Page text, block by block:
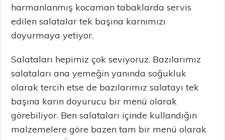
harmanlanmış kocaman tabaklarda servis
edilen salatalar tek başına karnımızı
doyurmaya yetiyor.
Salataları hepimiz çok seviyoruz. Bazılarımız
salataları ana yemeğin yanında soğukluk
olarak tercih etse de bazılarımız salatayı tek
başına karın doyurucu bir menü olarak
görebiliyor. Ben salataları içinde kullandığın
malzemelere göre bazen tam bir menü olarak